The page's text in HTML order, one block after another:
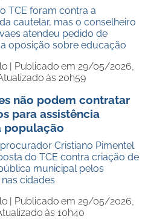
TCE foram contra a
cautelar, mas o conselheiro
atendeu pedido de
oposição sobre educação
| Publicado em 29/05/2026,
às 20h59
não podem contratar
para assistência
população
Cristiano Pimentel
do TCE contra criação de
municipal pelos
cidades
| Publicado em 29/05/2026,
às 10h40